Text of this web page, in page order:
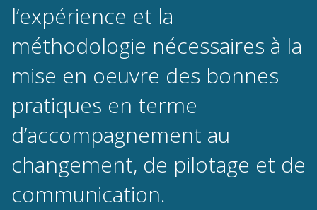
l’expérience et la
méthodologie nécessaires à la
mise en oeuvre des bonnes
pratiques en terme
d’accompagnement au
changement, de pilotage et de
communication.